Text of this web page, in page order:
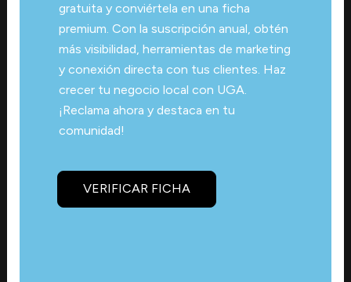
gratuita y conviértela en una ficha
premium. Con la suscripción anual, obtén
más visibilidad, herramientas de marketing
y conexión directa con tus clientes. Haz
crecer tu negocio local con UGA.
¡Reclama ahora y destaca en tu
comunidad!
VERIFICAR FICHA